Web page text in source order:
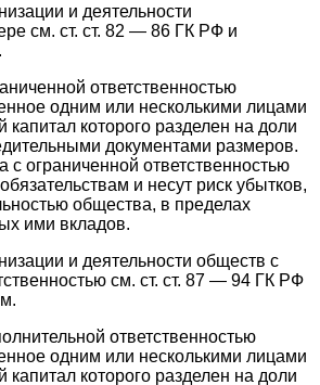
и деятельности
см. ст. ст. 82 — 86 ГК РФ и
ответственностью
одним или несколькими лицами
которого разделен на доли
документами размеров.
с ограниченной ответственностью
и несут риск убытков,
общества, в пределах
ими вкладов.
и деятельности обществ с
см. ст. ст. 87 — 94 ГК РФ
ответственностью
одним или несколькими лицами
которого разделен на доли